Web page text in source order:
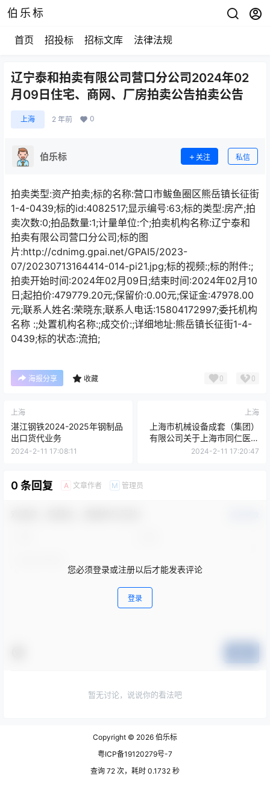
伯乐标
首页 招投标 招标文库 法律法规
辽宁泰和拍卖有限公司营口分公司2024年02
月09日住宅、商网、厂房拍卖公告拍卖公告
上海 2 年前 0
伯乐标 关注 私信
拍卖类型:资产拍卖;标的名称:营口市鲅鱼圈区熊岳镇长征街
1-4-0439;标的id:4082517;显示编号:63;标的类型:房产;拍
卖次数:0;拍品数量:1;计量单位:个;拍卖机构名称:辽宁泰和
拍卖有限公司营口分公司;标的图
片:http://cdnimg.gpai.net/GPAI5/2023-
07/20230713164414-014-pi21.jpg;标的视频:;标的附件:;
拍卖开始时间:2024年02月09日;结束时间:2024年02月10
日;起拍价:479779.20元;保留价:0.00元;保证金:47978.00
元;联系人姓名:荣晓东;联系人电话:15804172997;委托机构
名称 :;处置机构名称:;成交价:;详细地址:熊岳镇长征街1-4-
0439;标的状态:流拍;
海报分享 收藏 0 0
上海
湛江钢铁2024-2025年钢制品
出口货代业务
2024-2-11 17:08:11
上海
上海市机械设备成套（集团）
有限公司关于上海市同仁医院
皮肤点阵光电治疗仪项目的中
2024-2-11 17:20:47
0 条回复 A 文章作者 M 管理员
您必须登录或注册以后才能发表评论
登录
暂无讨论，说说你的看法吧
Copyright © 2026 伯乐标
粤ICP备19120279号-7
查询 72 次，耗时 0.1732 秒